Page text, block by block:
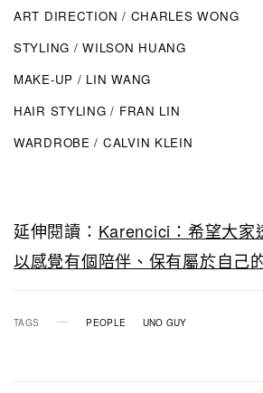
ART DIRECTION / CHARLES WONG
STYLING / WILSON HUANG
MAKE-UP / LIN WANG
HAIR STYLING / FRAN LIN
WARDROBE / CALVIN KLEIN
延伸閱讀： Karencici：希望大家
以感覺有個陪伴、保有屬於自己
TAGS PEOPLE UNO GUY